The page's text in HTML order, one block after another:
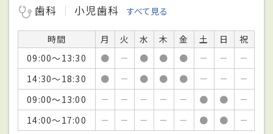
歯科
小児歯科 すべて見る
時間 月 火 水 木 金 土 日
祝
09:00～13:30
● － ● ● ● － －
－
14:30～18:30
● － ● ● ● － －
－
09:00～13:00
－ － － － － ● ●
－
14:00～17:00
－ － － － － ● ● －